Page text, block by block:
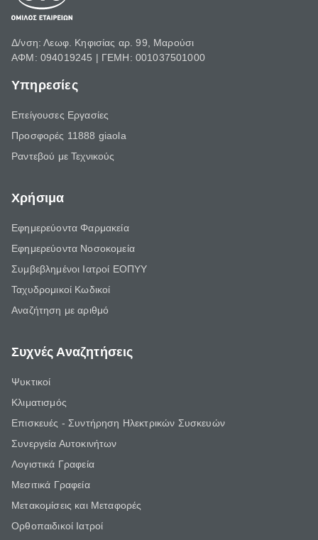
Δ/νση: Λεωφ. Κηφισίας αρ. 99, Μαρούσι
ΑΦΜ: 094019245 | ΓΕΜΗ: 001037501000
Υπηρεσίες
Επείγουσες Εργασίες
Προσφορές 11888 giaola
Ραντεβού με Τεχνικούς
Χρήσιμα
Εφημερεύοντα Φαρμακεία
Εφημερεύοντα Νοσοκομεία
Συμβεβλημένοι Ιατροί ΕΟΠΥΥ
Ταχυδρομικοί Κωδικοί
Αναζήτηση με αριθμό
Συχνές Αναζητήσεις
Ψυκτικοί
Κλιματισμός
Επισκευές - Συντήρηση Ηλεκτρικών Συσκευών
Συνεργεία Αυτοκινήτων
Λογιστικά Γραφεία
Μεσιτικά Γραφεία
Μετακομίσεις και Μεταφορές
Ορθοπαιδικοί Ιατροί